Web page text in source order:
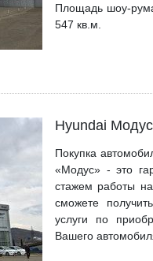
Площадь шоу-
547 кв.м.
Hyundai
Покупка
«Модус» - это
стажем работы
сможете
услуги по
Вашего